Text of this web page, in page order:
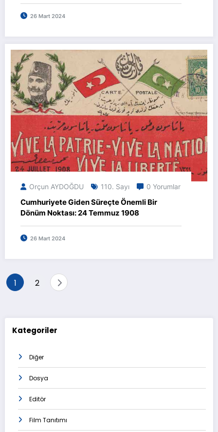
26 Mart 2024
Orçun AYDOĞDU 110. Sayı 0 Yorumlar
Cumhuriyete Giden Süreçte Önemli Bir
Dönüm Noktası: 24 Temmuz 1908
26 Mart 2024
Yazı
1 2
Kategoriler
Diğer
Dosya
Editör
Film Tanıtımı